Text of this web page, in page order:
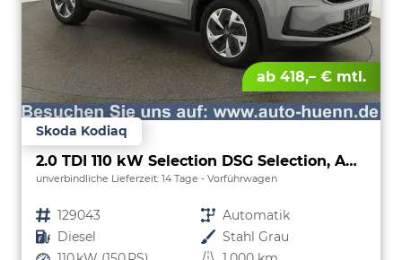
ab 418,– € mtl.
Skoda Kodiaq
2.0 TDI 110 kW Selection DSG Selection, AHK, Navi, Side, Kamera, Winter, 4 J.-Garantie
unverbindliche Lieferzeit: 14 Tage Vorführwagen
Fahrzeugnr. 129043 Getriebe Automatik
Kraftstoff Diesel Außenfarbe Stahl Grau